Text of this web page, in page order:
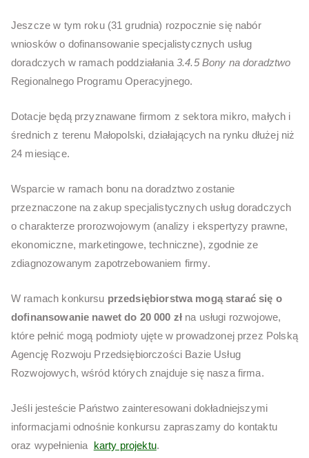
Jeszcze w tym roku (31 grudnia) rozpocznie się nabór
wniosków o dofinansowanie specjalistycznych usług
doradczych w ramach poddziałania 3.4.5 Bony na doradztwo
Regionalnego Programu Operacyjnego.
Dotacje będą przyznawane firmom z sektora mikro, małych i
średnich z terenu Małopolski, działających na rynku dłużej niż
24 miesiące.
Wsparcie w ramach bonu na doradztwo zostanie
przeznaczone na zakup specjalistycznych usług doradczych
o charakterze prorozwojowym (analizy i ekspertyzy prawne,
ekonomiczne, marketingowe, techniczne), zgodnie ze
zdiagnozowanym zapotrzebowaniem firmy.
W ramach konkursu przedsiębiorstwa mogą starać się o
dofinansowanie nawet do 20 000 złna usługi rozwojowe,
które pełnić mogą podmioty ujęte w prowadzonej przez Polską
Agencję Rozwoju Przedsiębiorczości Bazie Usług
Rozwojowych, wśród których znajduje się nasza firma.
Jeśli jesteście Państwo zainteresowani dokładniejszymi
informacjami odnośnie konkursu zapraszamy do kontaktu
oraz wypełnienia karty projektu.